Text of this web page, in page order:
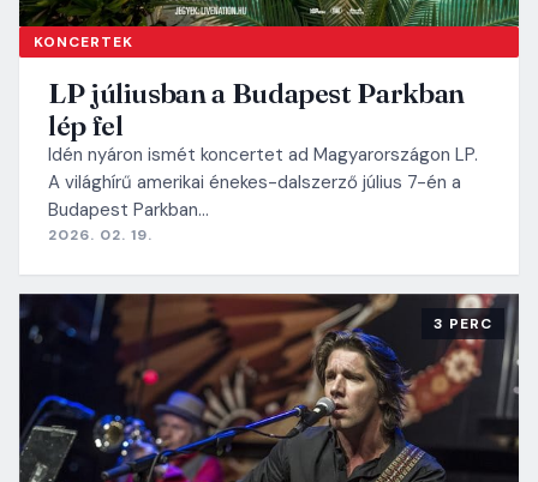
KONCERTEK
LP júliusban a Budapest Parkban
lép fel
Idén nyáron ismét koncertet ad Magyarországon LP.
A világhírű amerikai énekes-dalszerző július 7-én a
Budapest Parkban…
2026. 02. 19.
3 PERC